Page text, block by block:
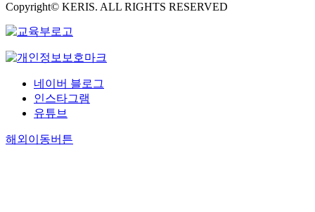
Copyright© KERIS. ALL RIGHTS RESERVED
네이버 블로그
인스타그램
유튜브
해외이동버튼